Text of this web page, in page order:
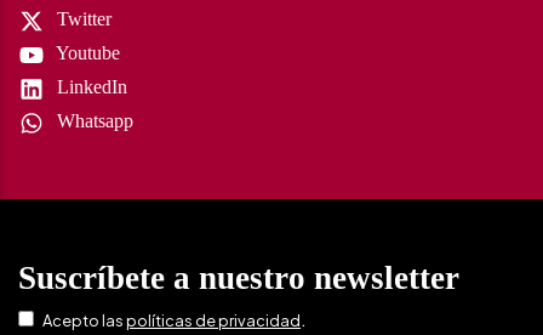
Twitter
Youtube
LinkedIn
Whatsapp
Suscríbete a nuestro newsletter
Acepto laspolíticas de privacidad.